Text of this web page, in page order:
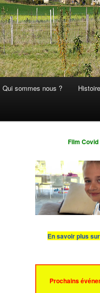
Qui sommes nous ? Histoire
Film Covid
En savoir plus
Prochains